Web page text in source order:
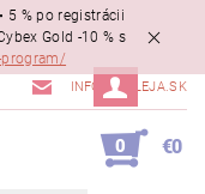
5 % po registrácii
Gold -10 % s
INFO@MALEJA.SK
0 €0